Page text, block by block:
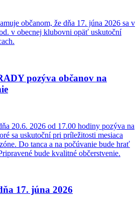
občanom, že dňa 17. júna 2026 sa v
v obecnej klubovni opäť uskutoční
pozýva občanov na
20.6. 2026 od 17.00 hodiny pozýva na
sa uskutoční pri príležitosti mesiaca
Do tanca a na počúvanie bude hrať
bude kvalitné občerstvenie.
17. júna 2026